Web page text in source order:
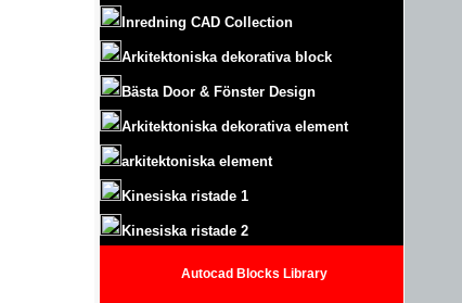
Inredning CAD Collection
Arkitektoniska dekorativa block
Bästa Door & Fönster Design
Arkitektoniska dekorativa element
arkitektoniska element
Kinesiska ristade 1
Kinesiska ristade 2
Autocad Blocks Library